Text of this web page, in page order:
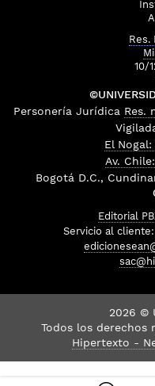
Res.
10/
Personería Jurídica Res.
El
Av.
Bogotá D.C.,
Editorial
Servicio al cliente:
2026 ©
Todos los derechos
Hipertexto -